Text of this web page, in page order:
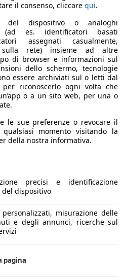
Mild Hybrid 70CV
il consenso, cliccare qui.
del dispositivo o analoghi
(ad es. identificatori basati
assegnati casualmente,
sulla rete) insieme ad altre
di browser e informazioni sul
dello schermo, tecnologie
essere archiviati sul o letti dal
per riconoscerlo ogni volta che
o a un sito web, per una o
le sue preferenze o revocare il
momento visitando la
della nostra informativa.
precisi e identificazione
del dispositivo
misurazione delle
e degli annunci, ricerche sul
pagina